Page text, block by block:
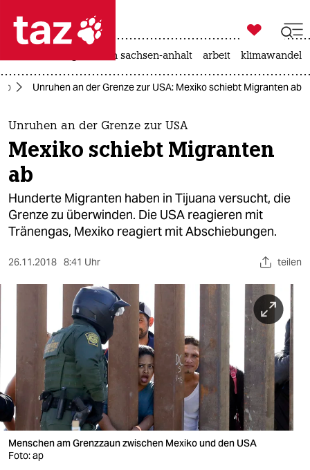
 taz zahl ich
taz zahl ich
themen
politik
öko
gesellschaft
sport
nord
wahrheit
verlag
verlag
veranstaltungen

taz zahl ich
landtagswahl in sachsen-anhalt arbeit klimawandel
Unruhen an der Grenze zur USA: Mexiko schiebt Migranten ab
Unruhen an der Grenze zur USA
Mexiko schiebt Migranten
ab
Hunderte Migranten haben in Tijuana versucht, die
Grenze zu überwinden. Die USA reagieren mit
Tränengas, Mexiko reagiert mit Abschiebungen.
26.11.2018 8:41 Uhr teilen
Menschen am Grenzzaun zwischen Mexiko und den USA
Foto: ap